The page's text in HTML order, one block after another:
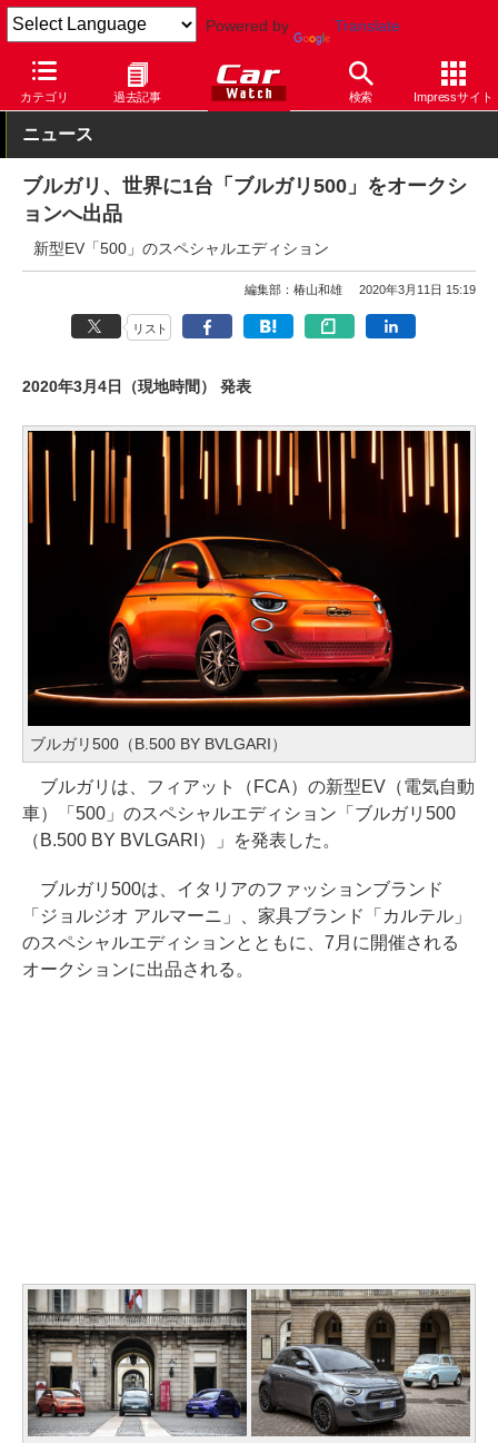
Powered by Translate
カテゴリ 過去記事 検索 Impressサイト
Car Watch 自動車 フィアット 500
ニュース
ブルガリ、世界に1台「ブルガリ500」をオークシ
ョンへ出品
新型EV「500」のスペシャルエディション
編集部：椿山和雄 2020年3月11日 15:19
リスト
2020年3月4日（現地時間） 発表
ブルガリ500（B.500 BY BVLGARI）
ブルガリは、フィアット（FCA）の新型EV（電気自動
車）「500」のスペシャルエディション「ブルガリ500
（B.500 BY BVLGARI）」を発表した。
ブルガリ500は、イタリアのファッションブランド
「ジョルジオ アルマーニ」、家具ブランド「カルテル」
のスペシャルエディションとともに、7月に開催される
オークションに出品される。